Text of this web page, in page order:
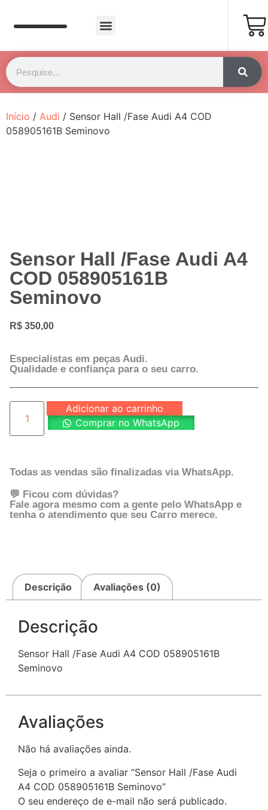
Início / Audi / Sensor Hall /Fase Audi A4 COD
058905161B Seminovo
Sensor Hall /Fase Audi A4
COD 058905161B
Seminovo
R$ 350,00
Especialistas em peças Audi.
Qualidade e confiança para o seu carro.
Adicionar ao carrinho
Comprar no WhatsApp
Todas as vendas são finalizadas via WhatsApp.
💬 Ficou com dúvidas?
Fale agora mesmo com a gente pelo WhatsApp e
tenha o atendimento que seu Carro merece.
Descrição Avaliações (0)
Descrição
Sensor Hall /Fase Audi A4 COD 058905161B
Seminovo
Avaliações
Não há avaliações ainda.
Seja o primeiro a avaliar “Sensor Hall /Fase Audi
A4 COD 058905161B Seminovo”
O seu endereço de e-mail não será publicado.